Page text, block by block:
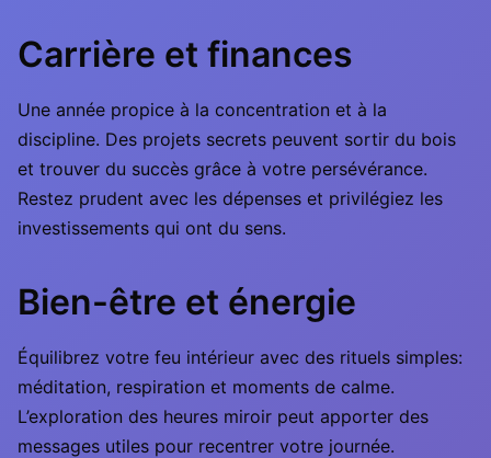
Carrière et finances
Une année propice à la concentration et à la
discipline. Des projets secrets peuvent sortir du bois
et trouver du succès grâce à votre persévérance.
Restez prudent avec les dépenses et privilégiez les
investissements qui ont du sens.
Bien-être et énergie
Équilibrez votre feu intérieur avec des rituels simples:
méditation, respiration et moments de calme.
L’exploration des heures miroir peut apporter des
messages utiles pour recentrer votre journée.